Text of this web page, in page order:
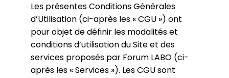
Les présentes Conditions Générales
d’Utilisation (ci-après les « CGU ») ont
pour objet de définir les modalités et
conditions d’utilisation du Site et des
services proposés par Forum LABO (ci-
après les « Services »). Les CGU sont